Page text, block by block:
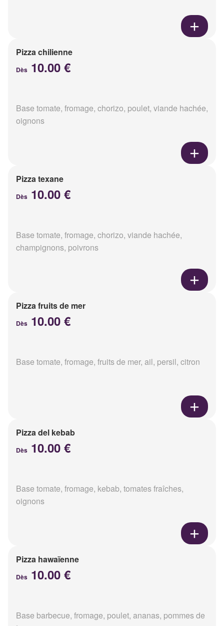
Pizza chilienne
Dès 10.00 €
Base tomate, fromage, chorizo, poulet, viande hachée,
oignons
Pizza texane
Dès 10.00 €
Base tomate, fromage, chorizo, viande hachée,
champignons, poivrons
Pizza fruits de mer
Dès 10.00 €
Base tomate, fromage, fruits de mer, ail, persil, citron
Pizza del kebab
Dès 10.00 €
Base tomate, fromage, kebab, tomates fraîches,
oignons
Pizza hawaïenne
Dès 10.00 €
Base barbecue, fromage, poulet, ananas, pommes de